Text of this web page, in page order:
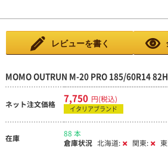
レビューを書く
MOMO OUTRUN M-20 PRO 185/60R14 82H
ネット注文価格 7,750 円(税込)
イタリアブランド
在庫
88 本
倉庫状況 北海道: 関東: